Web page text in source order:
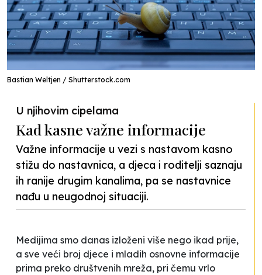
Bastian Weltjen / Shutterstock.com
U njihovim cipelama
Kad kasne važne informacije
Važne informacije u vezi s nastavom kasno
stižu do nastavnica, a djeca i roditelji saznaju
ih ranije drugim kanalima, pa se nastavnice
nađu u neugodnoj situaciji.
Medijima smo danas izloženi više nego ikad prije,
a sve veći broj djece i mladih osnovne informacije
prima preko društvenih mreža, pri čemu vrlo